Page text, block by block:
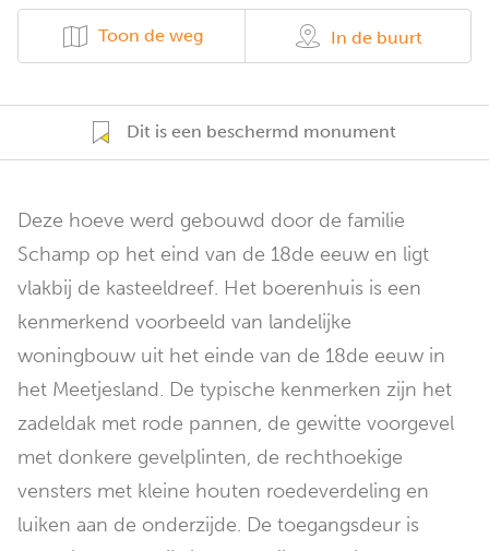
Toon de weg In de buurt
Dit is een beschermd monument
Deze hoeve werd gebouwd door de familie
Schamp op het eind van de 18de eeuw en ligt
vlakbij de kasteeldreef. Het boerenhuis is een
kenmerkend voorbeeld van landelijke
woningbouw uit het einde van de 18de eeuw in
het Meetjesland. De typische kenmerken zijn het
zadeldak met rode pannen, de gewitte voorgevel
met donkere gevelplinten, de rechthoekige
vensters met kleine houten roedeverdeling en
luiken aan de onderzijde. De toegangsdeur is